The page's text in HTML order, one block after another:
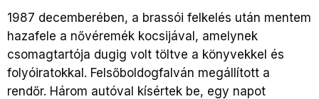
1987 decemberében, a brassói felkelés után mentem
hazafele a nővéremék kocsijával, amelynek
csomagtartója dugig volt töltve a könyvekkel és
folyóiratokkal. Felsőboldogfalván megállított a
rendőr. Három autóval kísértek be, egy napot